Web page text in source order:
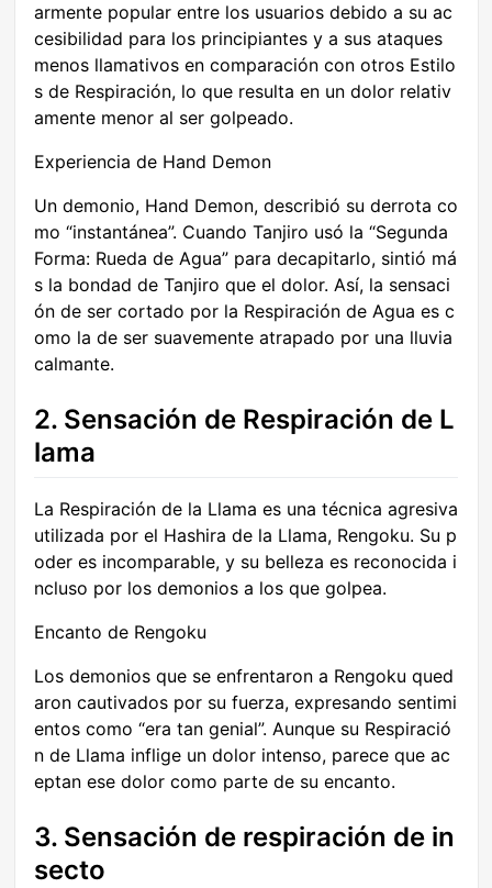
armente popular entre los usuarios debido a su ac
cesibilidad para los principiantes y a sus ataques
menos llamativos en comparación con otros Estilo
s de Respiración, lo que resulta en un dolor relativ
amente menor al ser golpeado.
Experiencia de Hand Demon
Un demonio, Hand Demon, describió su derrota co
mo “instantánea”. Cuando Tanjiro usó la “Segunda
Forma: Rueda de Agua” para decapitarlo, sintió má
s la bondad de Tanjiro que el dolor. Así, la sensaci
ón de ser cortado por la Respiración de Agua es c
omo la de ser suavemente atrapado por una lluvia
calmante.
2. Sensación de Respiración de L
lama
La Respiración de la Llama es una técnica agresiva
utilizada por el Hashira de la Llama, Rengoku. Su p
oder es incomparable, y su belleza es reconocida i
ncluso por los demonios a los que golpea.
Encanto de Rengoku
Los demonios que se enfrentaron a Rengoku qued
aron cautivados por su fuerza, expresando sentimi
entos como “era tan genial”. Aunque su Respiració
n de Llama inflige un dolor intenso, parece que ac
eptan ese dolor como parte de su encanto.
3. Sensación de respiración de in
secto